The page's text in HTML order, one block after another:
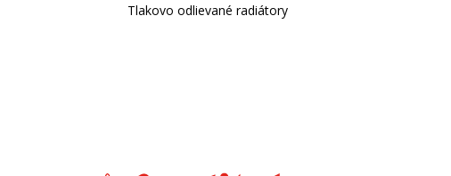
Tlakovo odlievané radiátory